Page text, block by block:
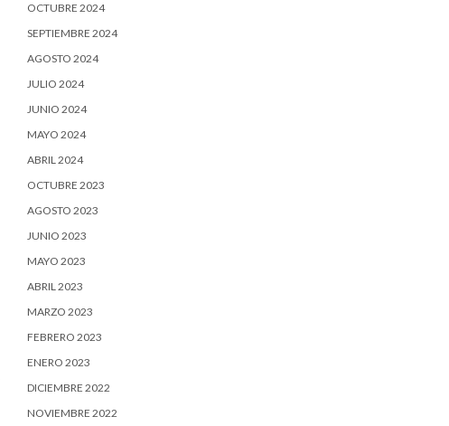
OCTUBRE 2024
SEPTIEMBRE 2024
AGOSTO 2024
JULIO 2024
JUNIO 2024
MAYO 2024
ABRIL 2024
OCTUBRE 2023
AGOSTO 2023
JUNIO 2023
MAYO 2023
ABRIL 2023
MARZO 2023
FEBRERO 2023
ENERO 2023
DICIEMBRE 2022
NOVIEMBRE 2022